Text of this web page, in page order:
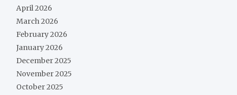
April 2026
March 2026
February 2026
January 2026
December 2025
November 2025
October 2025